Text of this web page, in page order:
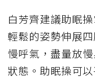
白芳齊建議助眠
輕鬆的姿勢伸展
慢呼氣，盡量放
狀態。助眠操可